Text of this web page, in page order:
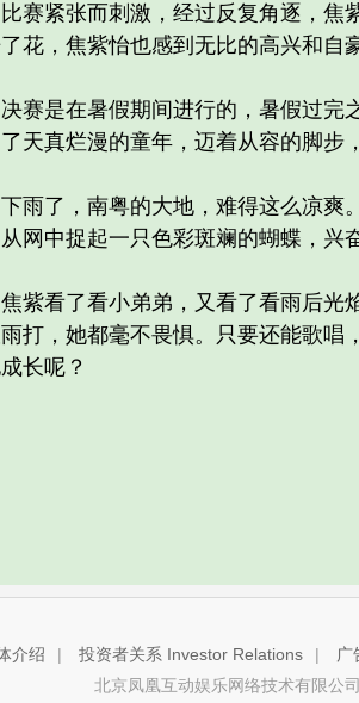
紧张而刺激，经过反复角逐，焦紫
花，焦紫怡也感到无比的高兴和自豪
是在暑假期间进行的，暑假过完之
天真烂漫的童年，迈着从容的脚步
了，南粤的大地，难得这么凉爽。
网中捉起一只色彩斑斓的蝴蝶，兴
看了看小弟弟，又看了看雨后光焰
打，她都毫不畏惧。只要还能歌
长呢？
介绍 | 投资者关系 Investor Relations | 广
北京凤凰互动娱乐网络技术有限公